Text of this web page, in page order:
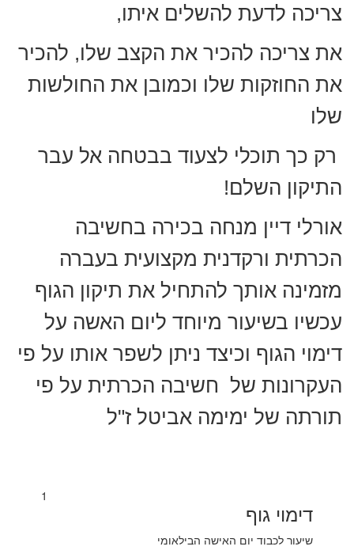
צריכה לדעת להשלים איתו,
את צריכה להכיר את הקצב שלו, להכיר
את החוזקות שלו וכמובן את החולשות
שלו
רק כך תוכלי לצעוד בבטחה אל עבר
התיקון השלם!
אורלי דיין מנחה בכירה בחשיבה
הכרתית ורקדנית מקצועית בעברה
מזמינה אותך להתחיל את תיקון הגוף
עכשיו בשיעור מיוחד ליום האשה על
דימוי הגוף וכיצד ניתן לשפר אותו על פי
העקרונות של חשיבה הכרתית על פי
תורתה של ימימה אביטל ז"ל
1
דימוי גוף
שיעור לכבוד יום האישה הבילאומי